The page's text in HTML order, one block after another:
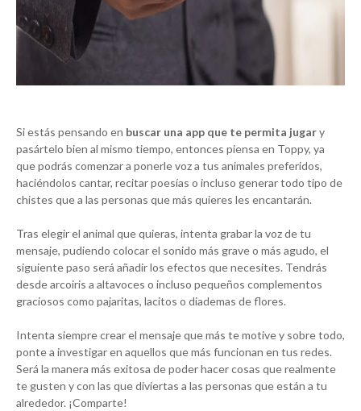
Si estás pensando en buscar una app que te permita jugary
pasártelo bien al mismo tiempo, entonces piensa en Toppy, ya
que podrás comenzar a ponerle voz a tus animales preferidos,
haciéndolos cantar, recitar poesías o incluso generar todo tipo de
chistes que a las personas que más quieres les encantarán.
Tras elegir el animal que quieras, intenta grabar la voz de tu
mensaje, pudiendo colocar el sonido más grave o más agudo, el
siguiente paso será añadir los efectos que necesites. Tendrás
desde arcoiris a altavoces o incluso pequeños complementos
graciosos como pajaritas, lacitos o diademas de flores.
Intenta siempre crear el mensaje que más te motive y sobre todo,
ponte a investigar en aquellos que más funcionan en tus redes.
Será la manera más exitosa de poder hacer cosas que realmente
te gusten y con las que diviertas a las personas que están a tu
alrededor. ¡Comparte!